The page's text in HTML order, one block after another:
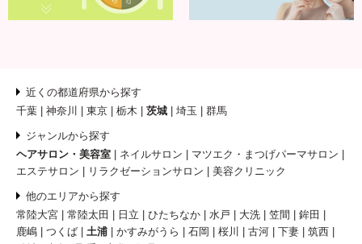
近くの都道府県から探す
千葉
神奈川 東京 栃木 茨城 埼玉 群馬
ジャンルから探す
ヘアサロン・美容室
ネイルサロン
マツエク・まつげパーマサロン
エステサロン
リラクゼーションサロン 美容クリニック
他のエリアから探す
常陸大宮
常陸太田 日立 ひたちなか 水戸 大洗 笠間
鉾田
鹿嶋
つくば 土浦 かすみがうら 石岡 桜川 古河 下妻
筑西